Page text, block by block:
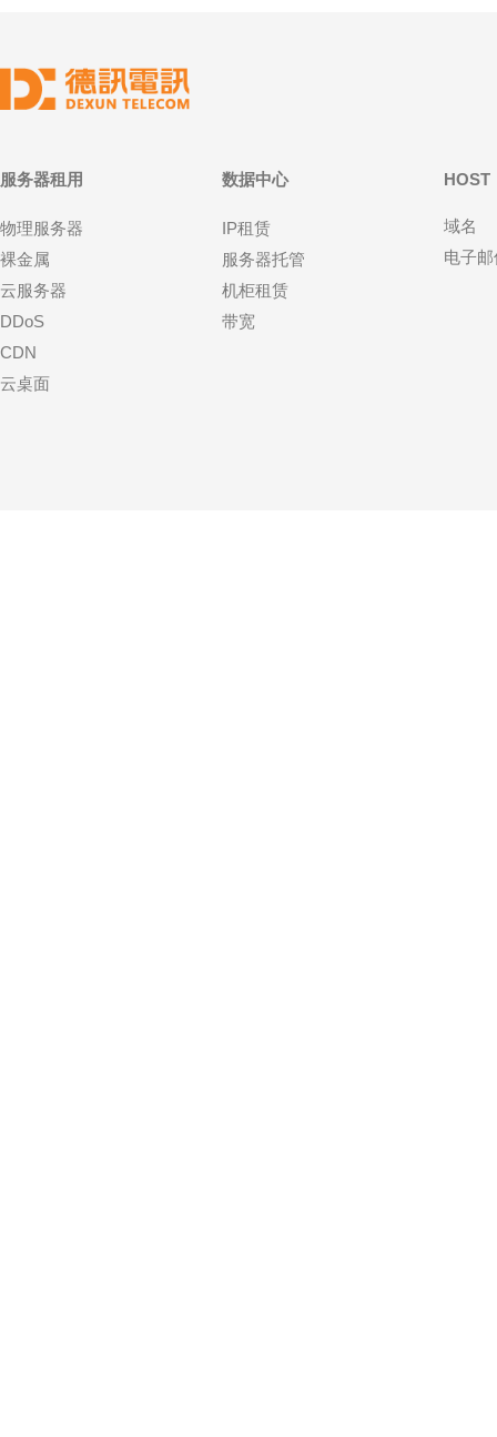
服务器租用
物理服务器
裸金属
云服务器
DDoS
CDN
云桌面
数据中心
IP租赁
服务器托管
机柜租赁
带宽
HOST
域名
电子